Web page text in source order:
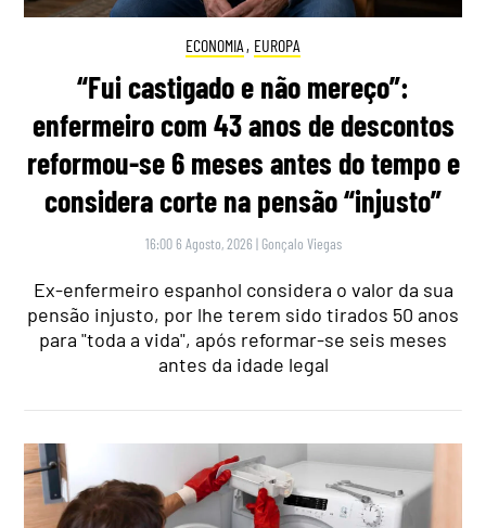
ECONOMIA , EUROPA
“Fui castigado e não mereço”:
enfermeiro com 43 anos de descontos
reformou-se 6 meses antes do tempo e
considera corte na pensão “injusto”
16:00 6 Agosto, 2026 | Gonçalo Viegas
Ex-enfermeiro espanhol considera o valor da sua
pensão injusto, por lhe terem sido tirados 50 anos
para "toda a vida", após reformar-se seis meses
antes da idade legal